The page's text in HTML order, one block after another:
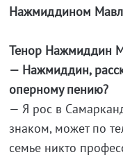
Нажмиддином
Тенор Нажмиддин
— Нажмиддин,
оперному пению?
— Я рос в
знаком, может по
семье никто